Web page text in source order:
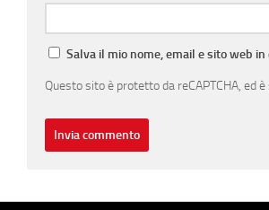
Salva il mio nome, email e sito web
Questo sito è protetto da reCAPTCHA, ed